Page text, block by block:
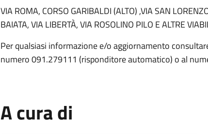
VIA ROMA, CORSO GARIBALDI (ALTO) ,VIA SAN
BAIATA, VIA LIBERTÀ, VIA ROSOLINO PILO E ALTRE
Per qualsiasi informazione e/o aggiornamento
numero 091.279111 (risponditore automatico) o al
A cura di